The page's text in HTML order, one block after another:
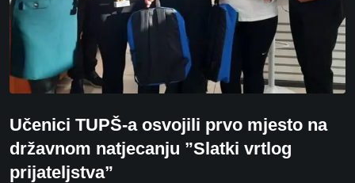
Učenici TUPŠ-a osvojili prvo mjesto na
državnom natjecanju ”Slatki vrtlog
prijateljstva”